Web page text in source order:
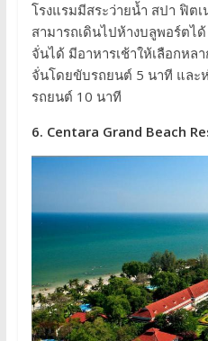
โรงแรมมีสระว่ายน้ำ สปา ฟิต
สามารถเดินไปห้างบลูพอร์ตไ
จั่นได้ มีอาหารเช้าให้เลือกหล
จั่นโดยขับรถยนต์ 5 นาที และ
รถยนต์ 10 นาที
6. Centara Grand Beach